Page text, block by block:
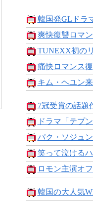
韓国発GLドラ
爽快復讐ロマ
TUNEXX初の
痛快ロマンス
キム・ヘユン
7冠受賞の話題
ドラマ「テプ
パク・ソジュ
笑って泣ける
ロモン主演オ
韓国の大人気